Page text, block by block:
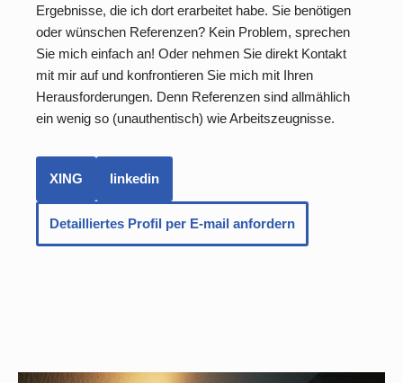
Ergebnisse, die ich dort erarbeitet habe. Sie benötigen
oder wünschen Referenzen? Kein Problem, sprechen
Sie mich einfach an! Oder nehmen Sie direkt Kontakt
mit mir auf und konfrontieren Sie mich mit Ihren
Herausforderungen. Denn Referenzen sind allmählich
ein wenig so (unauthentisch) wie Arbeitszeugnisse.
XING linkedin
Detailliertes Profil per E-mail anfordern